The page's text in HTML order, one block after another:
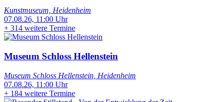
Kunstmuseum, Heidenheim
07.08.26, 11:00 Uhr
+ 314 weitere Termine
Museum Schloss Hellenstein
Museum Schloss Hellenstein, Heidenheim
07.08.26, 11:00 Uhr
+ 184 weitere Termine